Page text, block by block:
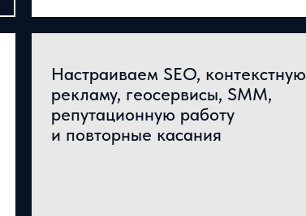
Настраиваем SEO, контекстную
рекламу, геосервисы, SMM,
репутационную работу
и повторные касания